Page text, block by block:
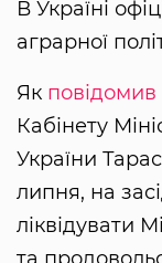
В Україні
аграрної
Як повідомив
Кабінету
України
липня, на
ліквідувати